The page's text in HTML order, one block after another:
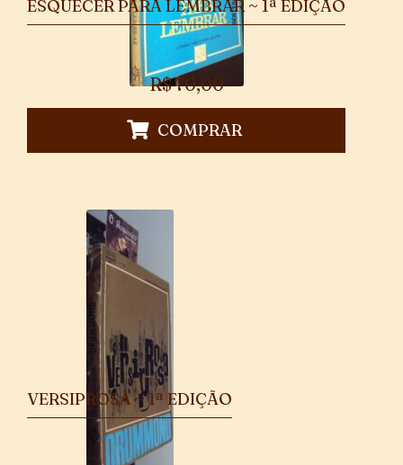
ESQUECER PARA LEMBRAR ~ 1ª EDIÇÃO
R$70,00
COMPRAR
VERSIPROSA ~ 1ª EDIÇÃO